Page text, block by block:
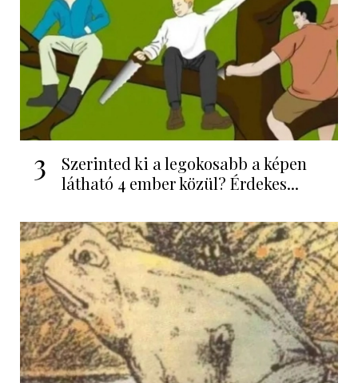
3
Szerinted ki a legokosabb a képen
látható 4 ember közül? Érdekes...